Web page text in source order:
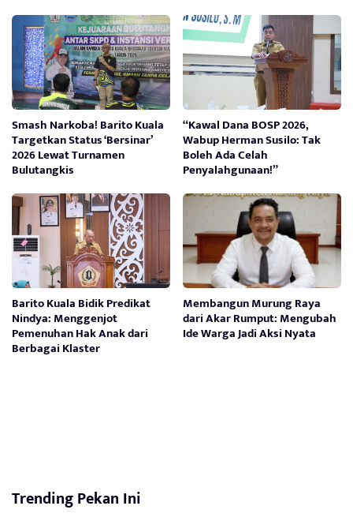
Smash Narkoba! Barito Kuala
Targetkan Status ‘Bersinar’
2026 Lewat Turnamen
Bulutangkis
“Kawal Dana BOSP 2026,
Wabup Herman Susilo: Tak
Boleh Ada Celah
Penyalahgunaan!”
Barito Kuala Bidik Predikat
Nindya: Menggenjot
Pemenuhan Hak Anak dari
Berbagai Klaster
Membangun Murung Raya
dari Akar Rumput: Mengubah
Ide Warga Jadi Aksi Nyata
Trending Pekan Ini